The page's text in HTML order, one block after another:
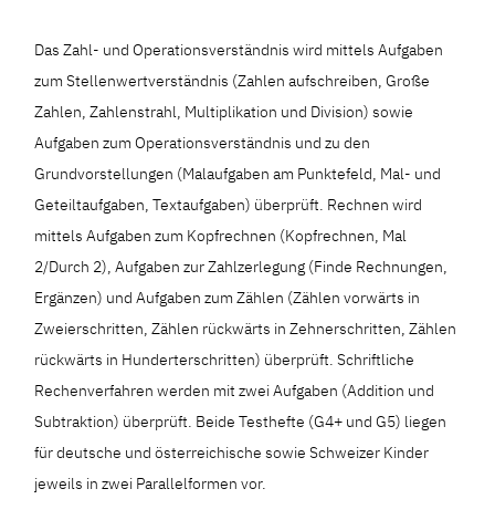
Das Zahl- und Operationsverständnis wird mittels Aufgaben
zum Stellenwertverständnis (Zahlen aufschreiben, Große
Zahlen, Zahlenstrahl, Multiplikation und Division) sowie
Aufgaben zum Operationsverständnis und zu den
Grundvorstellungen (Malaufgaben am Punktefeld, Mal- und
Geteiltaufgaben, Textaufgaben) überprüft. Rechnen wird
mittels Aufgaben zum Kopfrechnen (Kopfrechnen, Mal
2/Durch 2), Aufgaben zur Zahlzerlegung (Finde Rechnungen,
Ergänzen) und Aufgaben zum Zählen (Zählen vorwärts in
Zweierschritten, Zählen rückwärts in Zehnerschritten, Zählen
rückwärts in Hunderterschritten) überprüft. Schriftliche
Rechenverfahren werden mit zwei Aufgaben (Addition und
Subtraktion) überprüft. Beide Testhefte (G4+ und G5) liegen
für deutsche und österreichische sowie Schweizer Kinder
jeweils in zwei Parallelformen vor.